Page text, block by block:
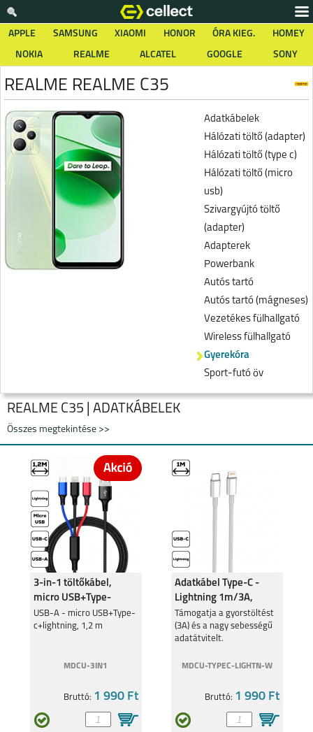
APPLE SAMSUNG XIAOMI HONOR ÓRA KIEG.
HOMEY
NOKIA
REALME ALCATEL GOOGLE SONY
REALME REALME C35
Adatkábelek
Hálózati töltő (adapter)
Hálózati töltő (type c)
Hálózati töltő (micro
usb)
Szivargyújtó töltő
(adapter)
Adapterek
Powerbank
Autós tartó
Autós tartó (mágneses)
Vezetékes fülhallgató
Wireless fülhallgató
Gyerekóra
Sport-futó öv
NOTE 60 REALME NOTE 50
REALME 11 5G REALME 9 PRO 5G
REALME C35 | ADATKÁBELEK
Összes megtekintése >>
3-in-1 töltőkábel,
micro USB+Type-
c+lightning
USB-A - micro USB+Type-
c+lightning, 1,2 m
MDCU-3IN1
Bruttó: 1 990 Ft
Adatkábel Type-C -
Lightning 1m/3A,
Fehér
Támogatja a gyorstöltést
(3A) és a nagy sebességű
adatátvitelt.
MDCU-TYPEC-LIGHTN-W
Bruttó: 1 990 Ft